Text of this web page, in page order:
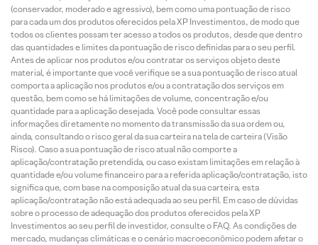
(conservador, moderado e agressivo), bem como uma pontuação de risco
para cada um dos produtos oferecidos pela XP Investimentos, de modo que
todos os clientes possam ter acesso a todos os produtos, desde que dentro
das quantidades e limites da pontuação de risco definidas para o seu perfil.
Antes de aplicar nos produtos e/ou contratar os serviços objeto deste
material, é importante que você verifique se a sua pontuação de risco atual
comporta a aplicação nos produtos e/ou a contratação dos serviços em
questão, bem como se há limitações de volume, concentração e/ou
quantidade para a aplicação desejada. Você pode consultar essas
informações diretamente no momento da transmissão da sua ordem ou,
ainda, consultando o risco geral da sua carteira na tela de carteira (Visão
Risco). Caso a sua pontuação de risco atual não comporte a
aplicação/contratação pretendida, ou caso existam limitações em relação à
quantidade e/ou volume financeiro para a referida aplicação/contratação, isto
significa que, com base na composição atual da sua carteira, esta
aplicação/contratação não está adequada ao seu perfil. Em caso de dúvidas
sobre o processo de adequação dos produtos oferecidos pela XP
Investimentos ao seu perfil de investidor, consulte o FAQ. As condições de
mercado, mudanças climáticas e o cenário macroeconômico podem afetar o